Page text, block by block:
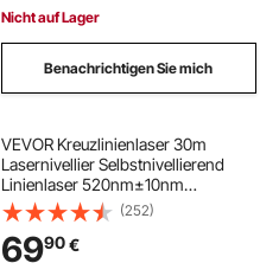
Nicht auf Lager
Benachrichtigen Sie mich
VEVOR Kreuzlinienlaser 30m
Lasernivellier Selbstnivellierend
Linienlaser 520nm±10nm
Laserwellenlänge Baulaser
±0,28cm bei 10m Kreuzlaser ±3° 8
Std Dauerarbeitszeit inkl.
Lithiumbatterie Typ-C-Leitung
(252)
6990€